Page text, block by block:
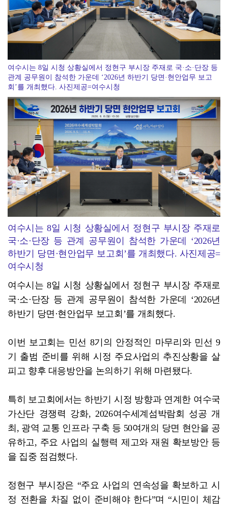
여수시는 8일 시청 상황실에서 정현구 부시장 주재로 국·소·단장 등
관계 공무원이 참석한 가운데 ‘2026년 하반기 당면·현안업무 보고
회’를 개최했다. 사진제공=여수시청
여수시는 8일 시청 상황실에서 정현구 부시장 주재로
국·소·단장 등 관계 공무원이 참석한 가운데 ‘2026년
하반기 당면·현안업무 보고회’를 개최했다. 사진제공=
여수시청
여수시는 8일 시청 상황실에서 정현구 부시장 주재로
국·소·단장 등 관계 공무원이 참석한 가운데 ‘2026년
하반기 당면·현안업무 보고회’를 개최했다.
이번 보고회는 민선 8기의 안정적인 마무리와 민선 9
기 출범 준비를 위해 시정 주요사업의 추진상황을 살
피고 향후 대응방안을 논의하기 위해 마련됐다.
특히 보고회에서는 하반기 시정 방향과 연계한 여수국
가산단 경쟁력 강화, 2026여수세계섬박람회 성공 개
최, 광역 교통 인프라 구축 등 50여개의 당면 현안을 공
유하고, 주요 사업의 실행력 제고와 재원 확보방안 등
을 집중 점검했다.
정현구 부시장은 “주요 사업의 연속성을 확보하고 시
정 전환을 차질 없이 준비해야 한다”며 “시민이 체감